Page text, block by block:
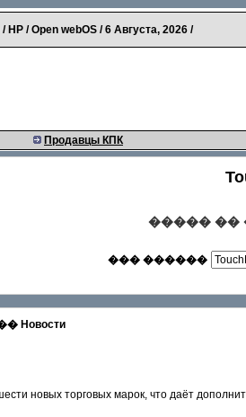
HP / Open webOS /6 Августа, 2026 /
Продавцы КПК
����� ��
��� ������
новых торговых марок, что даёт